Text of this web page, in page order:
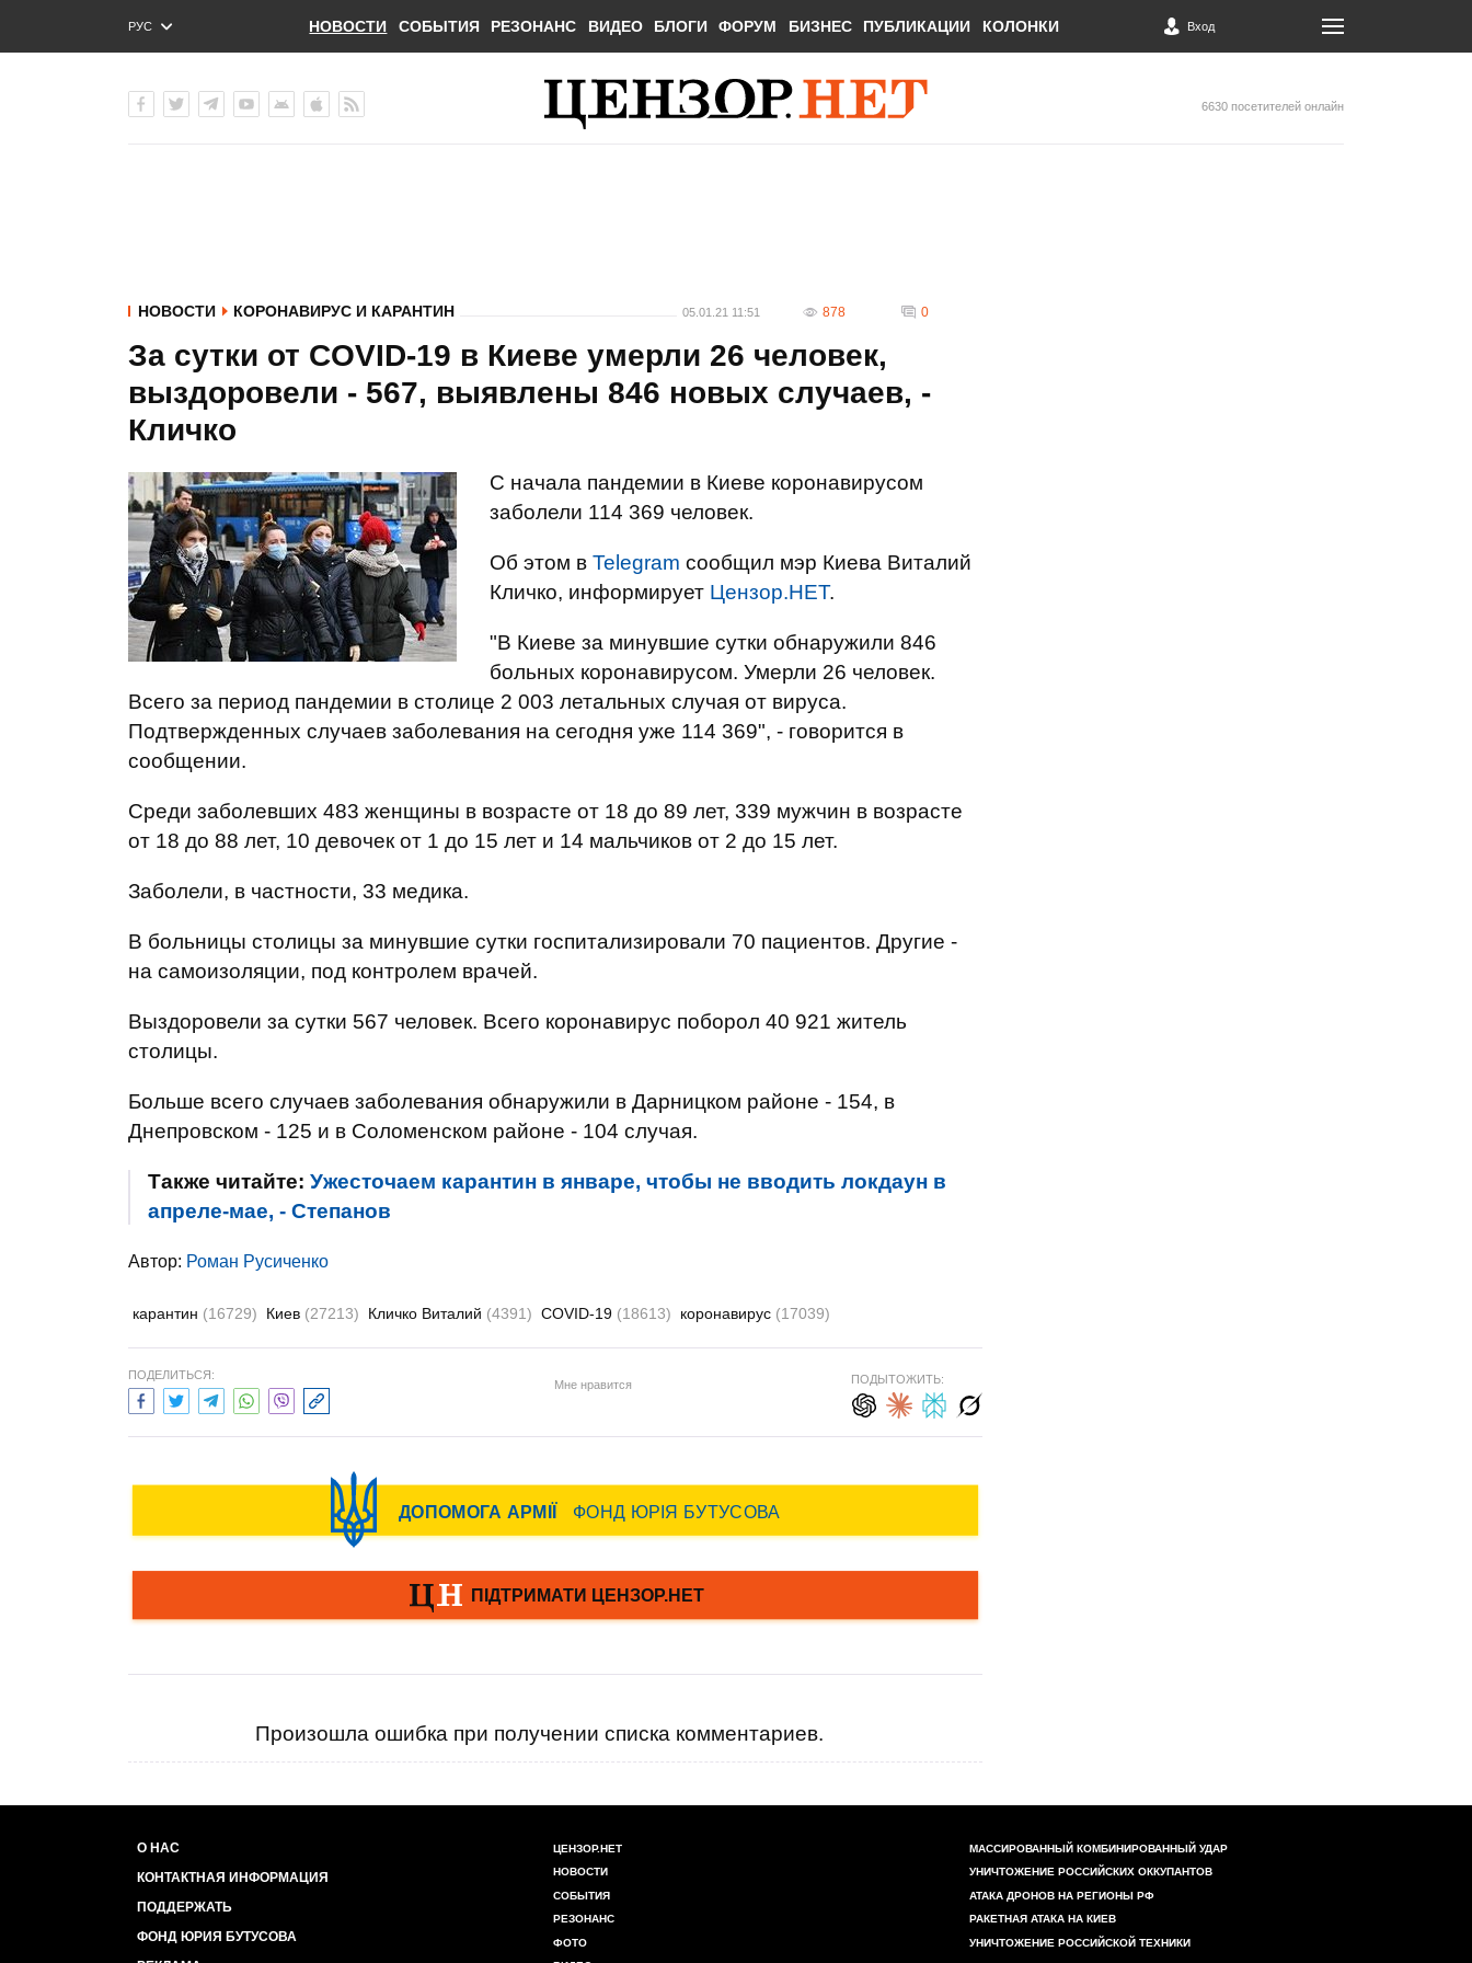
РУС
ENG
НОВОСТИ СОБЫТИЯ РЕЗОНАНС ВИДЕО БЛОГИ ФОРУМ БИЗНЕС ПУБЛИКАЦИИ КОЛОНКИ Вход
6630 посетителей онлайн
НОВОСТИ КОРОНАВИРУС И КАРАНТИН 05.01.21 11:51 878 0
За сутки от COVID-19 в Киеве умерли 26 человек,
выздоровели - 567, выявлены 846 новых случаев, -
Кличко
С начала пандемии в Киеве коронавирусом
заболели 114 369 человек.
Об этом в Telegram сообщил мэр Киева Виталий
Кличко, информирует Цензор.НЕТ.
"В Киеве за минувшие сутки обнаружили 846
больных коронавирусом. Умерли 26 человек.
Всего за период пандемии в столице 2 003 летальных случая от вируса.
Подтвержденных случаев заболевания на сегодня уже 114 369", - говорится в
сообщении.
Среди заболевших 483 женщины в возрасте от 18 до 89 лет, 339 мужчин в возрасте
от 18 до 88 лет, 10 девочек от 1 до 15 лет и 14 мальчиков от 2 до 15 лет.
Заболели, в частности, 33 медика.
В больницы столицы за минувшие сутки госпитализировали 70 пациентов. Другие -
на самоизоляции, под контролем врачей.
Выздоровели за сутки 567 человек. Всего коронавирус поборол 40 921 житель
столицы.
Больше всего случаев заболевания обнаружили в Дарницком районе - 154, в
Днепровском - 125 и в Соломенском районе - 104 случая.
Также читайте: Ужесточаем карантин в январе, чтобы не вводить локдаун в
апреле-мае, - Степанов
Автор: Роман Русиченко
карантин (16729) Киев (27213) Кличко Виталий (4391) COVID-19 (18613) коронавирус (17039)
ПОДЕЛИТЬСЯ:
Мне нравится ПОДЫТОЖИТЬ:
Произошла ошибка при получении списка комментариев.
О НАС
КОНТАКТНАЯ ИНФОРМАЦИЯ
ПОДДЕРЖАТЬ
ФОНД ЮРИЯ БУТУСОВА
ЦЕНЗОР.НЕТ
НОВОСТИ
СОБЫТИЯ
РЕЗОНАНС
ФОТО
МАССИРОВАННЫЙ КОМБИНИРОВАННЫЙ УДАР
УНИЧТОЖЕНИЕ РОССИЙСКИХ ОККУПАНТОВ
АТАКА ДРОНОВ НА РЕГИОНЫ РФ
РАКЕТНАЯ АТАКА НА КИЕВ
УНИЧТОЖЕНИЕ РОССИЙСКОЙ ТЕХНИКИ